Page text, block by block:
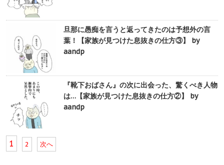
旦那に愚痴を言うと返ってきたのは予想外の言
葉！【家族が見つけた息抜きの仕方③】 by
aandp
『靴下おばさん』の次に出会った、驚くべき人物
は…【家族が見つけた息抜きの仕方②】 by
aandp
1 2 次へ